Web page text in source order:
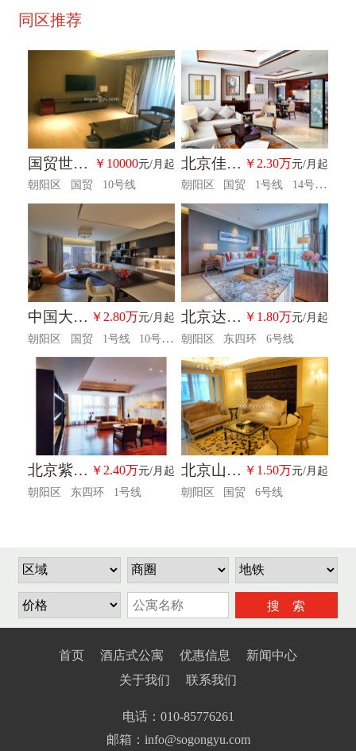
同区推荐
￥10000元/月起
国贸世纪公寓
朝阳区 国贸 10号线
￥2.30万元/月起
北京佳兆业铂域行政公寓
朝阳区 国贸 1号线 14号线
￥2.80万元/月起
中国大饭店公馆
朝阳区 国贸 1号线 10号线
￥1.80万元/月起
北京达美奥克伍德华庭公寓
朝阳区 东四环 6号线
￥2.40万元/月起
北京紫檀万豪行政公寓
朝阳区 东四环 1号线
￥1.50万元/月起
北京山水广场（铂宫）酒店式公寓
朝阳区 国贸 6号线
搜 索
首页 酒店式公寓 优惠信息
新闻中心
关于我们
联系我们
电话： 010-85776261
邮箱：info@sogongyu.com